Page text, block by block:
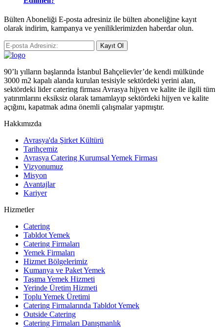
Bülten Aboneliği E-posta adresiniz ile bülten aboneliğine kayıt
olarak indirim, kampanya ve yeniliklerimizden haberdar olun.
Kayıt Ol
90’lı yılların başlarında İstanbul Bahçelievler’de kendi mülkünde
3000 m2 kapalı alanda kurulan tesisiyle sektördeki yerini alan,
sektördeki lider catering firması Avrasya hijyen ve kalite ile ilgili tüm
yatırımlarını eksiksiz olarak tamamlayıp sektördeki hijyen ve kalite
açığını, kapatmak adına önemli çalışmalar yapmıştır.
Hakkımızda
Avrasya'da Şirket Kültürü
Tarihçemiz
Avrasya Catering Kurumsal Yemek Firması
Vizyonumuz
Misyon
Avantajlar
Kariyer
Hizmetler
Catering
Tabldot Yemek
Catering Firmaları
Yemek Firmaları
Hizmet Bölgelerimiz
Kumanya ve Paket Yemek
Taşıma Yemek Hizmeti
Yerinde Üretim Hizmeti
Toplu Yemek Üretimi
Catering Firmalarında Tabldot Yemek
Outside Catering
Catering Firmaları Danışmanlık